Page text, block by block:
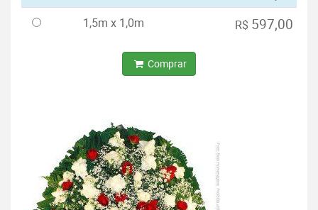
1,5m x 1,0m R$ 597,00
Comprar